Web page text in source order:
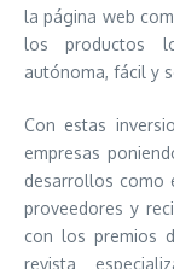
la página web
los productos
autónoma, fácil y
Con estas
empresas
desarrollos como
proveedores y
con los premios
revista